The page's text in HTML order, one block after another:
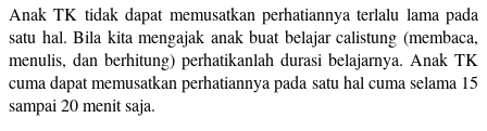
Anak TK tidak dapat memusatkan perhatiannya terlalu lama pada
satu hal. Bila kita mengajak anak buat belajar calistung (membaca,
menulis, dan berhitung) perhatikanlah durasi belajarnya. Anak TK
cuma dapat memusatkan perhatiannya pada satu hal cuma selama 15
sampai 20 menit saja.